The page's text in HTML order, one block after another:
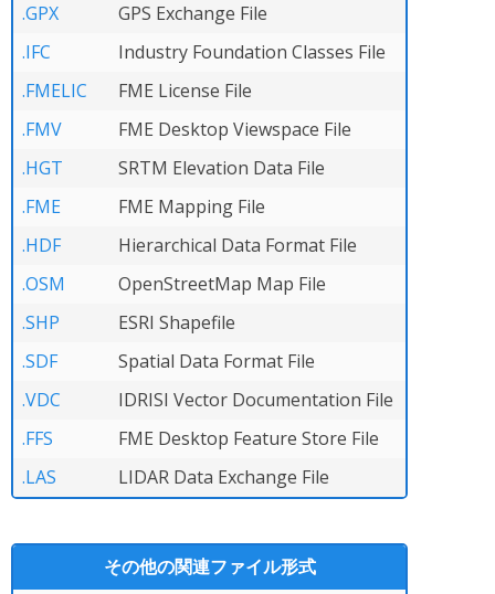
.GPX
GPS Exchange File
.IFC
Industry Foundation Classes File
.FMELIC
FME License File
.FMV
FME Desktop Viewspace File
.HGT
SRTM Elevation Data File
.FME
FME Mapping File
.HDF
Hierarchical Data Format File
.OSM
OpenStreetMap Map File
.SHP
ESRI Shapefile
.SDF
Spatial Data Format File
.VDC
IDRISI Vector Documentation File
.FFS
FME Desktop Feature Store File
.LAS
LIDAR Data Exchange File
その他の関連ファイル形式